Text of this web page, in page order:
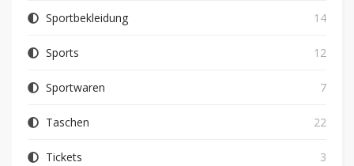
Sportbekleidung 14
Sports 12
Sportwaren 7
Taschen 22
Tickets 3